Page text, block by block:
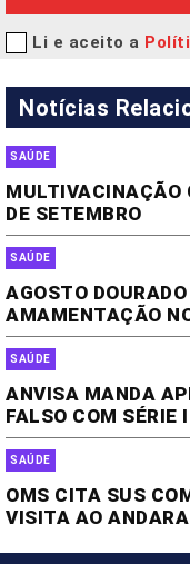
Li e aceito a
Notícias
SAÚDE
MULTIVACINAÇÃO
DE SETEMBRO
SAÚDE
AGOSTO
AMAMENTAÇÃO
SAÚDE
ANVISA MANDA
FALSO COM SÉRIE
SAÚDE
OMS CITA SUS
VISITA AO